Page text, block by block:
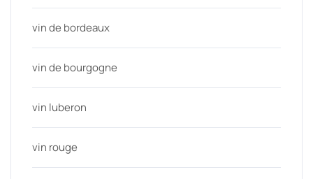
vin de bordeaux
vin de bourgogne
vin luberon
vin rouge